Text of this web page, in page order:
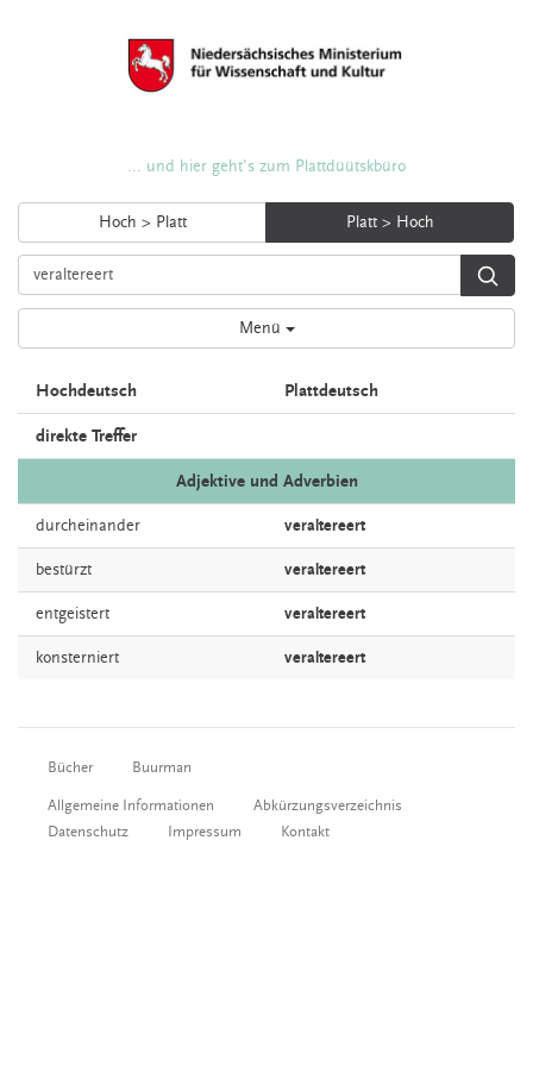
... und hier geht's zum Plattdüütskbüro
Hoch > Platt Platt > Hoch
Menü
Hochdeutsch Plattdeutsch
direkte Treffer
Adjektive und Adverbien
durcheinander veraltereert
bestürzt veraltereert
entgeistert veraltereert
konsterniert veraltereert
Bücher Buurman
Allgemeine Informationen
Abkürzungsverzeichnis
Datenschutz
Impressum Kontakt